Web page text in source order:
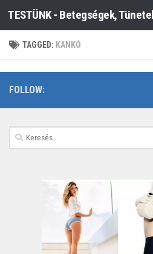
Skip to content
TESTÜNK - Betegségek,
TAGGED: KANKÓ
FOLLOW:
Keresés: